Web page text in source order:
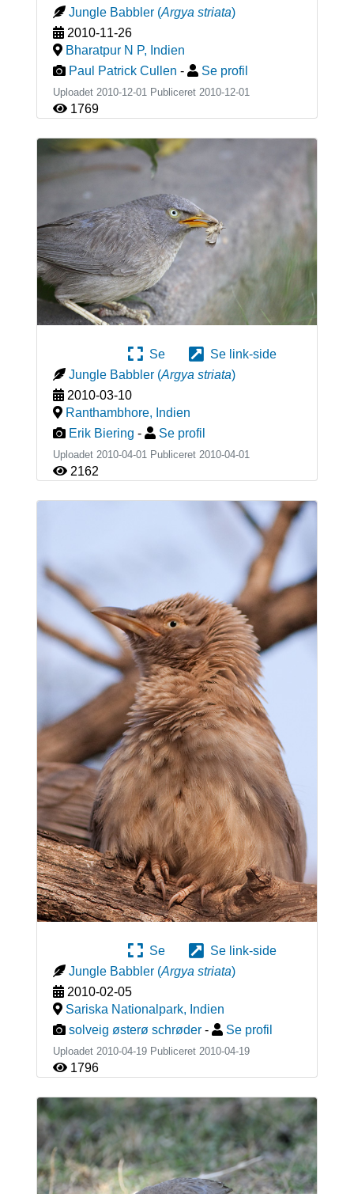
Jungle Babbler (Argya striata)
2010-11-26
Bharatpur N P, Indien
Paul Patrick Cullen - Se profil
Uploadet 2010-12-01 Publiceret 2010-12-01
1769
Se
Se link-side
Jungle Babbler (Argya striata)
2010-03-10
Ranthambhore, Indien
Erik Biering - Se profil
Uploadet 2010-04-01 Publiceret 2010-04-01
2162
Se
Se link-side
Jungle Babbler (Argya striata)
2010-02-05
Sariska Nationalpark, Indien
solveig østerø schrøder - Se profil
Uploadet 2010-04-19 Publiceret 2010-04-19
1796